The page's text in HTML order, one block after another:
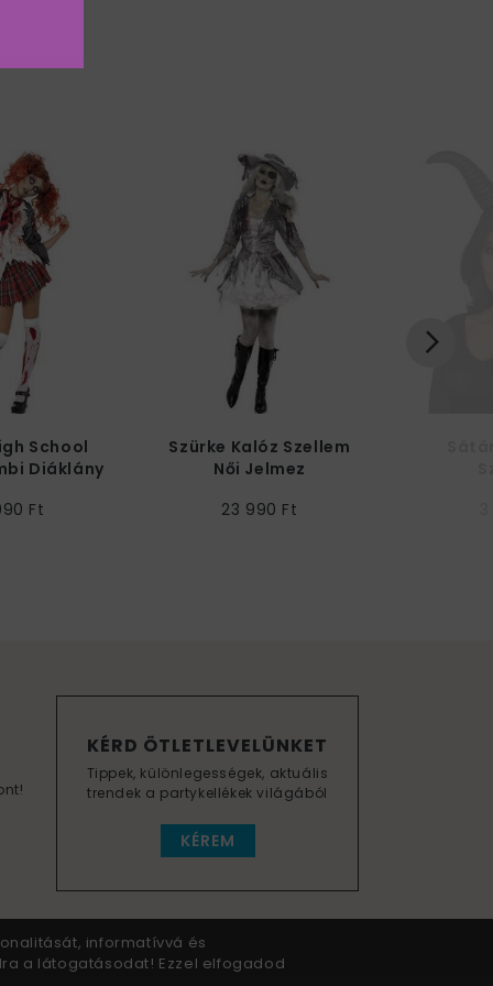
School
Diáklány
Ft
Szürke Kalóz Szellem
Női Jelmez
23 990 Ft
KÉRD ÖTLETLEVELÜNKET
Tippek, különlegességek, aktuális
trendek a partykellékek világából
KÉREM
informatívvá és
a látogatásodat! Ezzel elfogadod